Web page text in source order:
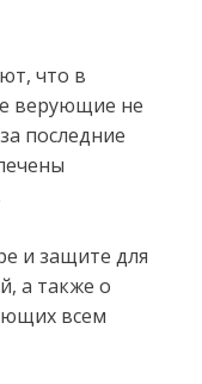
что в
верующие не
последние
и защите для
а также о
всем